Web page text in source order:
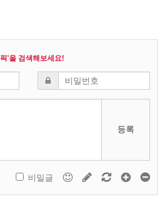
'을 검색해보세요!
등록
비밀글